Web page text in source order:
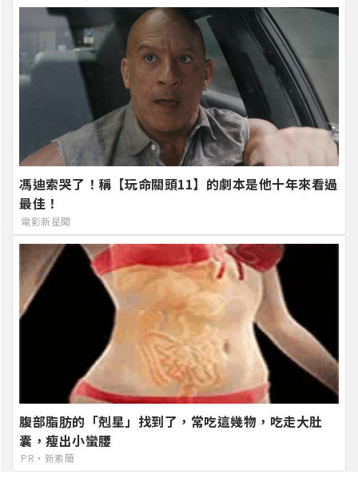
馮迪索哭了！稱【玩命關頭11】的劇本是他十年來看過
最佳！
電影新星聞
腹部脂肪的「剋星」找到了，常吃這幾物，吃走大肚
囊，瘦出小蠻腰
PR・新素簡